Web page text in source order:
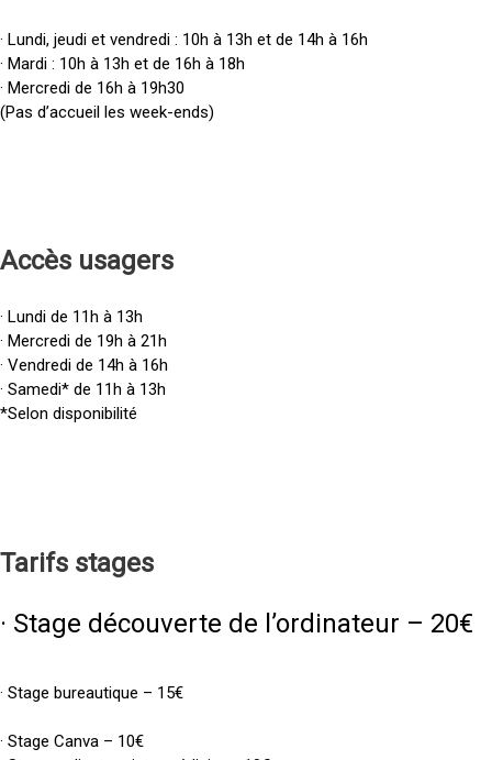
· Lundi, jeudi et vendredi : 10h à 13h et de 14h à 16h
· Mardi : 10h à 13h et de 16h à 18h
· Mercredi de 16h à 19h30
(Pas d’accueil les week-ends)
Accès usagers
· Lundi de 11h à 13h
· Mercredi de 19h à 21h
· Vendredi de 14h à 16h
· Samedi* de 11h à 13h
*Selon disponibilité
Tarifs stages
· Stage découverte de l’ordinateur – 20€
· Stage bureautique – 15€
· Stage Canva – 10€